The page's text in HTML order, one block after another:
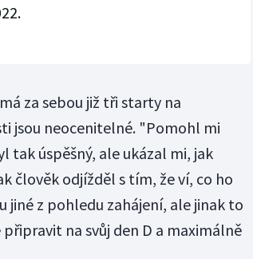
za sebou již tři starty na
jsou neocenitelné. "Pomohl mi
tak úspěšný, ale ukázal mi, jak
člověk odjížděl s tím, že ví, co ho
jiné z pohledu zahájení, ale jinak to
na svůj den D a maximálně